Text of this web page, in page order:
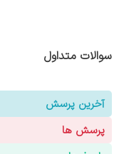
سوالات متداول
آخرین پرسش
پرسش ها